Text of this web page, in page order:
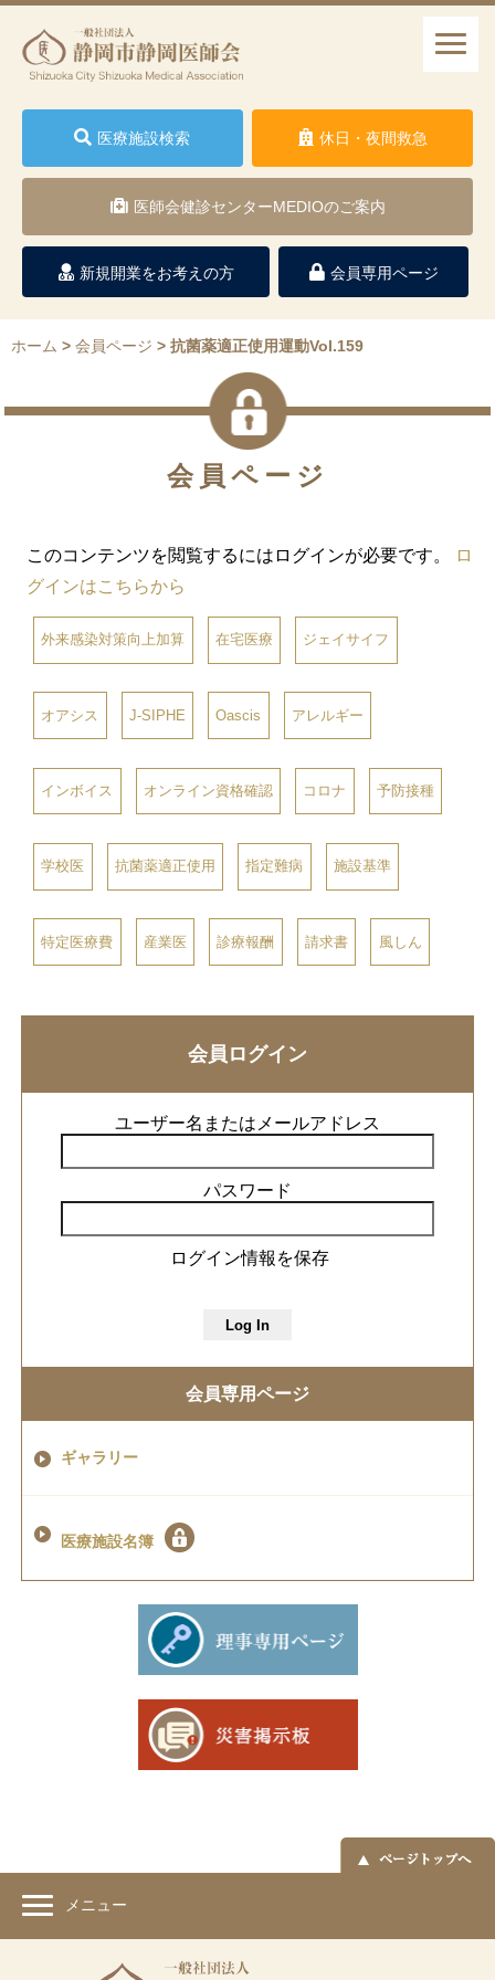
新規開業をお考えの方 会員専用ページ
医療施設検索 休日・夜間救急
医師会健診センターMEDIOのご案内
ホーム > 会員ページ > 抗菌薬適正使用運動Vol.159
会員ページ
このコンテンツを閲覧するにはログインが必要です。
ロ
グインはこちらから
外来感染対策向上加算 在宅医療 ジェイサイフ
オアシス J-SIPHE Oascis アレルギー
インボイス オンライン資格確認 コロナ 予防接種
学校医 抗菌薬適正使用 指定難病 施設基準
特定医療費 産業医 診療報酬 請求書 風しん
会員ログイン
ユーザー名またはメールアドレス
パスワード
ログイン情報を保存
会員専用ページ
ギャラリー
医療施設名簿
メニュー